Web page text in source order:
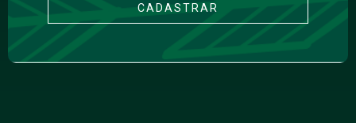
CADASTRAR